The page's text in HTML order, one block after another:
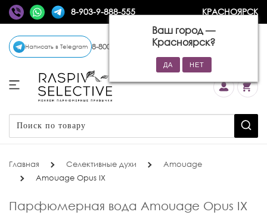
8-903-9-888-555 КРАСНОЯРСК
Ваш город —
Красноярск?
Написать в Telegram 8-800-770-72-34 (бесплатно)
Главная Селективные духи
Amouage
Amouage Opus IX
Парфюмерная вода Amouage Opus IX